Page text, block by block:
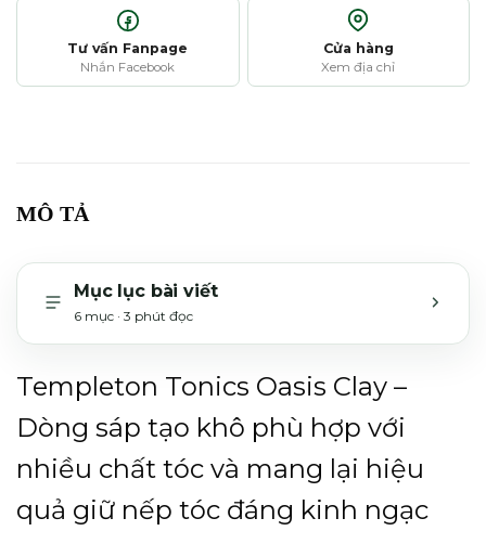
Tư vấn Fanpage
Nhắn Facebook
Cửa hàng
Xem địa chỉ
MÔ TẢ
Mục lục bài viết
6 mục · 3 phút đọc
Templeton Tonics Oasis Clay –
Dòng sáp tạo khô phù hợp với
nhiều chất tóc và mang lại hiệu
quả giữ nếp tóc đáng kinh ngạc